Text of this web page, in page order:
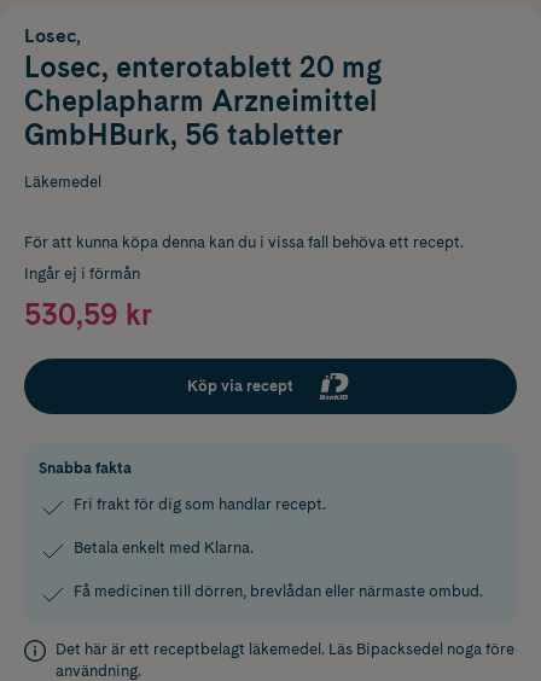
Losec,
Losec, enterotablett 20 mg
Cheplapharm Arzneimittel
GmbHBurk, 56 tabletter
Läkemedel
För att kunna köpa denna kan du i vissa fall behöva ett recept.
Ingår ej i förmån
530,59 kr
Köp via recept
Snabba fakta
Fri frakt för dig som handlar recept.
Betala enkelt med Klarna.
Få medicinen till dörren, brevlådan eller närmaste ombud.
Det här är ett receptbelagt läkemedel. Läs Bipacksedel noga före
användning.